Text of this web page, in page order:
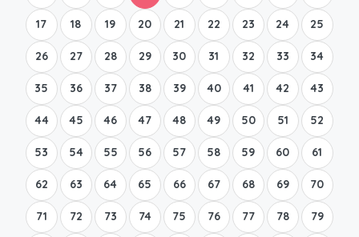
17 18 19 20 21 22 23 24 25
26 27 28 29 30 31 32 33 34
35 36 37 38 39 40 41 42 43
44 45 46 47 48 49 50 51 52
53 54 55 56 57 58 59 60 61
62 63 64 65 66 67 68 69 70
71 72 73 74 75 76 77 78 79